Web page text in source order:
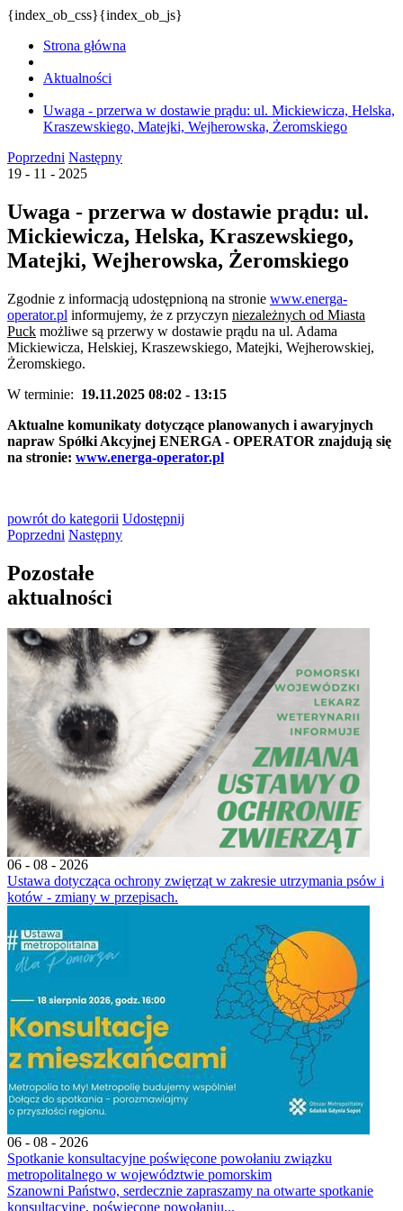
{index_ob_css}{index_ob_js}
Strona główna
Aktualności
Uwaga - przerwa w dostawie prądu: ul. Mickiewicza, Helska,
Kraszewskiego, Matejki, Wejherowska, Żeromskiego
Poprzedni Następny
19 - 11 - 2025
Uwaga - przerwa w dostawie prądu: ul.
Mickiewicza, Helska, Kraszewskiego,
Matejki, Wejherowska, Żeromskiego
Zgodnie z informacją udostępnioną na stronie www.energa-
operator.pl informujemy, że z przyczyn niezależnych od Miasta
Puck możliwe są przerwy w dostawie prądu na ul. Adama
Mickiewicza, Helskiej, Kraszewskiego, Matejki, Wejherowskiej,
Żeromskiego.
W terminie: 19.11.2025 08:02 - 13:15
Aktualne komunikaty dotyczące planowanych i awaryjnych
napraw Spółki Akcyjnej ENERGA - OPERATOR znajdują się
na stronie: www.energa-operator.pl
powrót do kategorii Udostępnij
Poprzedni Następny
Pozostałe
aktualności
06 - 08 - 2026
Ustawa dotycząca ochrony zwięrząt w zakresie utrzymania psów i
kotów - zmiany w przepisach.
06 - 08 - 2026
Spotkanie konsultacyjne poświęcone powołaniu związku
metropolitalnego w województwie pomorskim
Szanowni Państwo, serdecznie zapraszamy na otwarte spotkanie
konsultacyjne, poświęcone powołaniu...